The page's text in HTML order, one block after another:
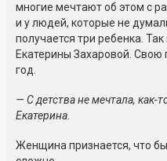
многие мечтают об этом с
и у людей, которые не
получается три ребенка.
Екатерины Захаровой. Свою
год.
— С детства не мечтала, как-
Екатерина.
Женщина признается, что